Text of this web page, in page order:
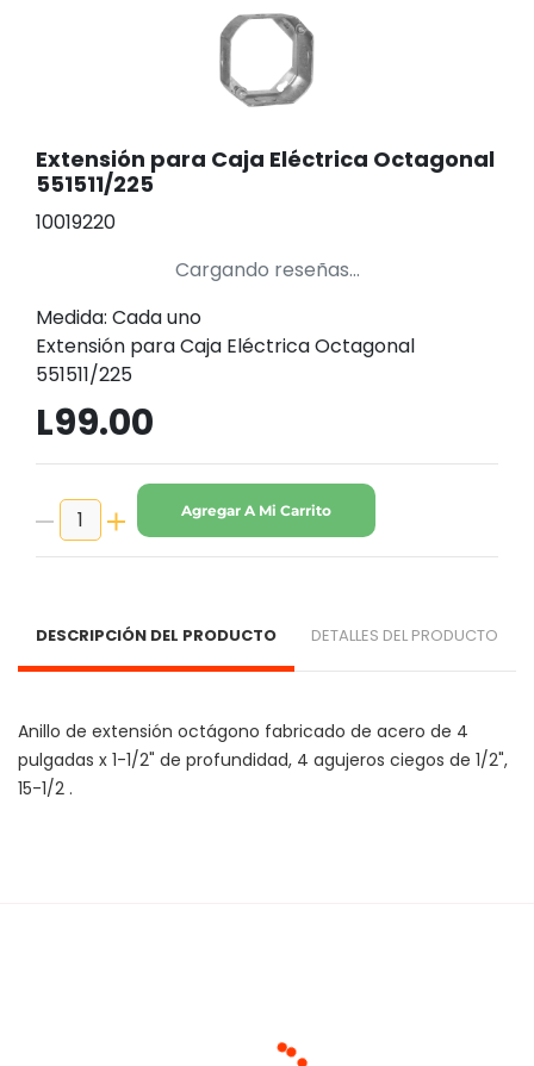
Extensión para Caja Eléctrica Octagonal
551511/225
10019220
Cargando reseñas...
Medida: Cada uno
Extensión para Caja Eléctrica Octagonal
551511/225
L99.00
Agregar A Mi Carrito
DESCRIPCIÓN DEL PRODUCTO DETALLES DEL PRODUCTO
Anillo de extensión octágono fabricado de acero de 4
pulgadas x 1-1/2" de profundidad, 4 agujeros ciegos de 1/2",
15-1/2 .